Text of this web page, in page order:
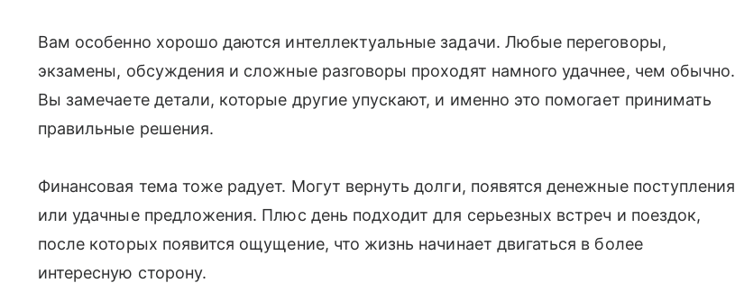
Вам особенно хорошо даются интеллектуальные задачи. Любые переговоры,
экзамены, обсуждения и сложные разговоры проходят намного удачнее, чем обычно.
Вы замечаете детали, которые другие упускают, и именно это помогает принимать
правильные решения.
Финансовая тема тоже радует. Могут вернуть долги, появятся денежные поступления
или удачные предложения. Плюс день подходит для серьезных встреч и поездок,
после которых появится ощущение, что жизнь начинает двигаться в более
интересную сторону.